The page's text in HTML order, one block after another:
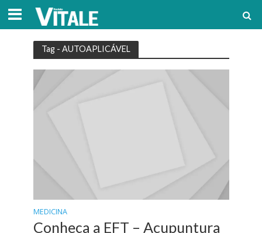
Tag - AUTOAPLICÁVEL
MEDICINA
Conheça a EFT – Acupuntura